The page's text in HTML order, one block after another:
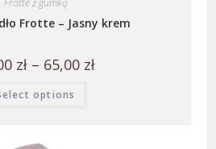
Frotte z gumką
Frotte – Jasny krem
zł – 65,00 zł
options